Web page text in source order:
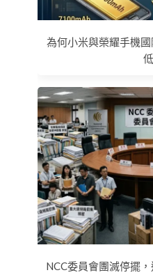
為何小米與榮耀手機
NCC委員會團滅停擺